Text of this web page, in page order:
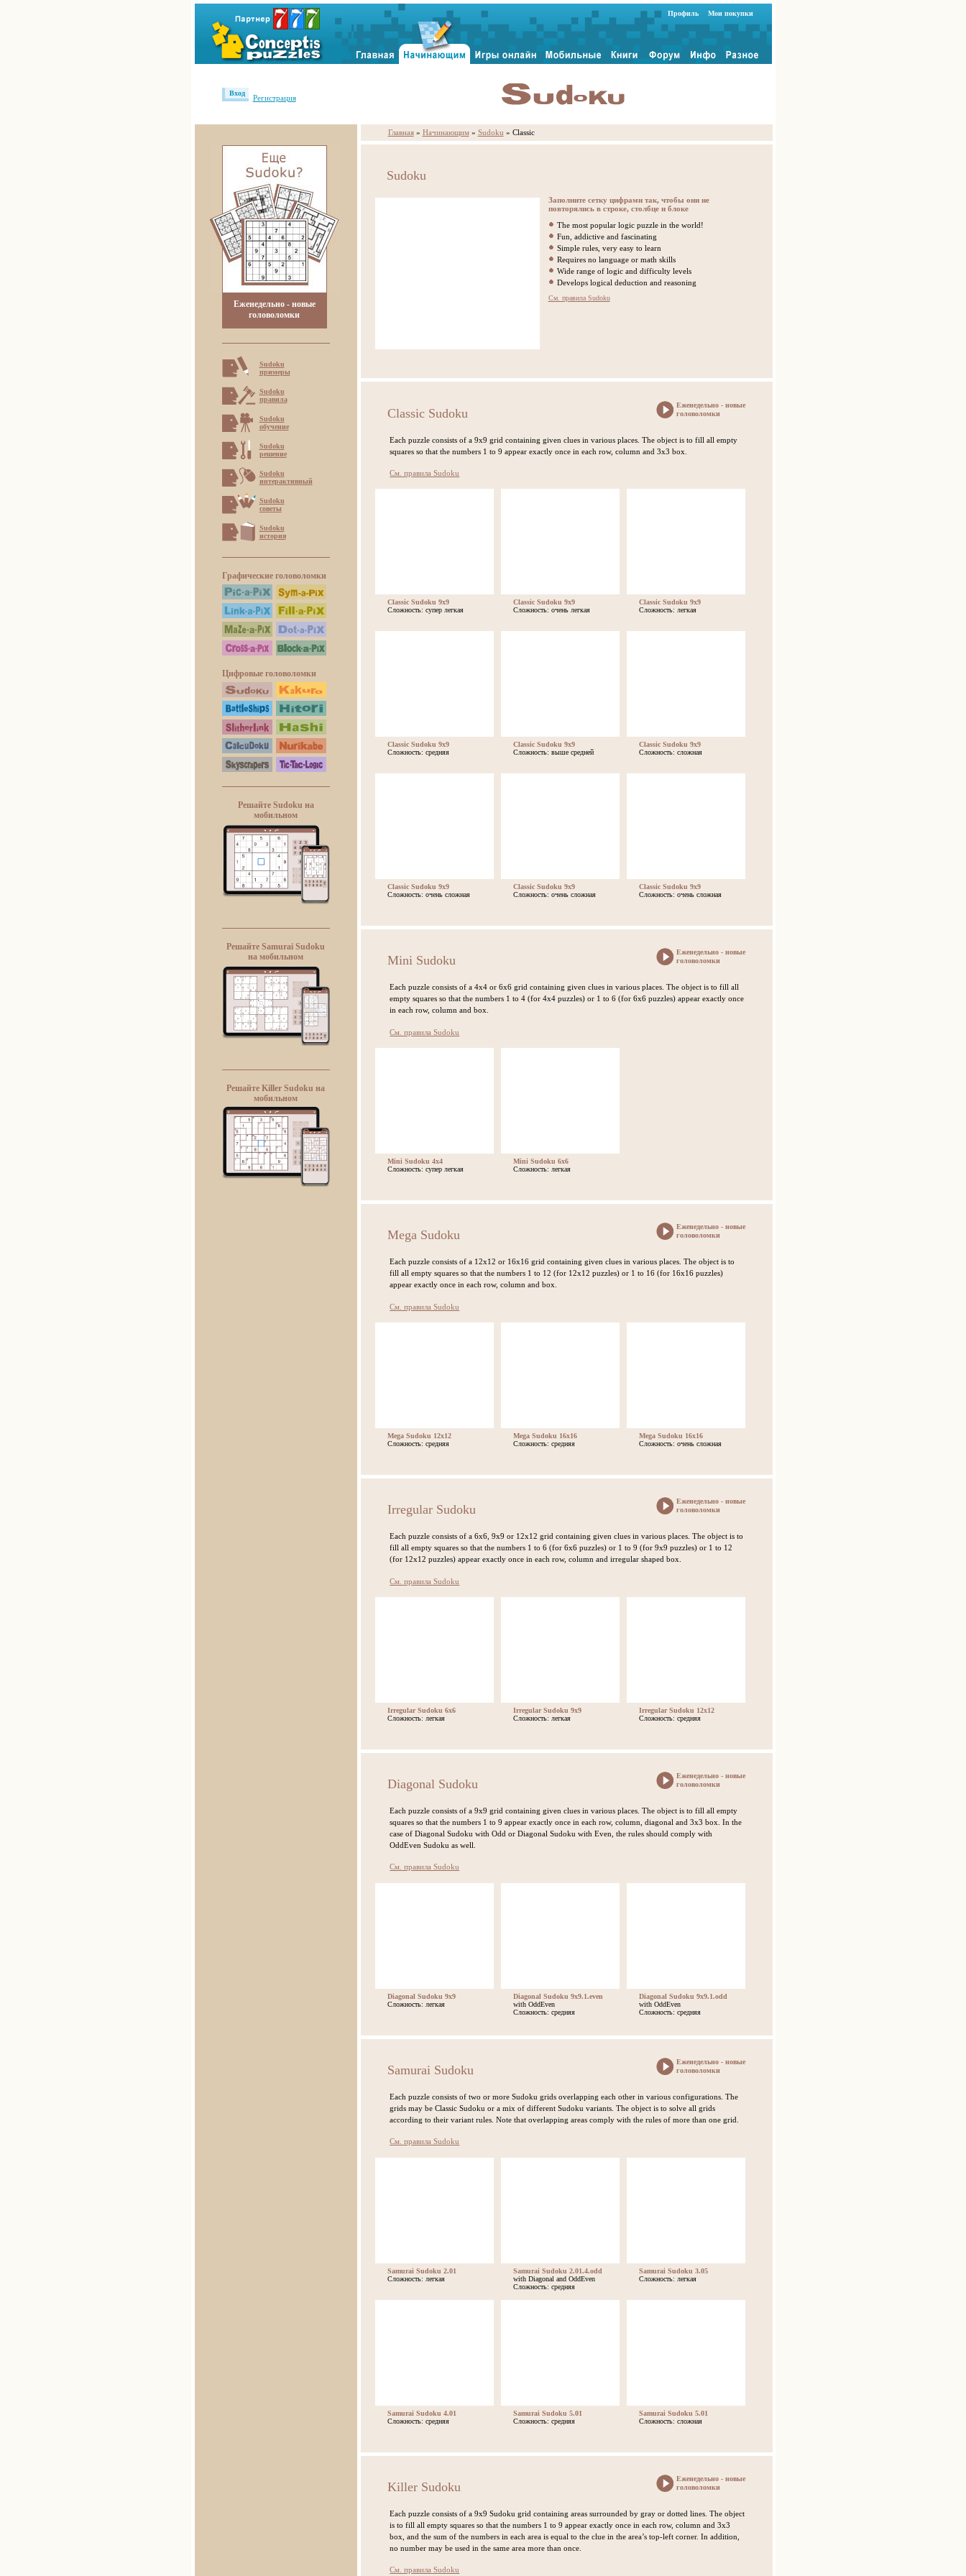
Профиль Мои покупки
Вход
Регистрация
Еженедельно - новые
головоломки
Sudoku
примеры
Sudoku
правила
Sudoku
обучение
Sudoku
решение
Sudoku
интерактивный
Sudoku
советы
Sudoku
история
Графические головоломки
Цифровые головоломки
Решайте Sudoku на
мобильном
Решайте Samurai Sudoku
на мобильном
Решайте Killer Sudoku на
мобильном
Главная » Начинающим » Sudoku » Classic
Sudoku
Заполните сетку цифрами так, чтобы они не
повторялись в строке, столбце и блоке
The most popular logic puzzle in the world!
Fun, addictive and fascinating
Simple rules, very easy to learn
Requires no language or math skills
Wide range of logic and difficulty levels
Develops logical deduction and reasoning
См. правила Sudoku
Classic Sudoku
Еженедельно - новые
головоломки
Each puzzle consists of a 9x9 grid containing given clues in various places. The object is to fill all empty
squares so that the numbers 1 to 9 appear exactly once in each row, column and 3x3 box.
См. правила Sudoku
Classic Sudoku 9x9
Сложность: супер легкая
Classic Sudoku 9x9
Сложность: очень легкая
Classic Sudoku 9x9
Сложность: легкая
Classic Sudoku 9x9
Сложность: средняя
Classic Sudoku 9x9
Сложность: выше средней
Classic Sudoku 9x9
Сложность: сложная
Classic Sudoku 9x9
Сложность: очень сложная
Classic Sudoku 9x9
Сложность: очень сложная
Classic Sudoku 9x9
Сложность: очень сложная
Mini Sudoku
Еженедельно - новые
головоломки
Each puzzle consists of a 4x4 or 6x6 grid containing given clues in various places. The object is to fill all
empty squares so that the numbers 1 to 4 (for 4x4 puzzles) or 1 to 6 (for 6x6 puzzles) appear exactly once
in each row, column and box.
См. правила Sudoku
Mini Sudoku 4x4
Сложность: супер легкая
Mini Sudoku 6x6
Сложность: легкая
Mega Sudoku
Еженедельно - новые
головоломки
Each puzzle consists of a 12x12 or 16x16 grid containing given clues in various places. The object is to
fill all empty squares so that the numbers 1 to 12 (for 12x12 puzzles) or 1 to 16 (for 16x16 puzzles)
appear exactly once in each row, column and box.
См. правила Sudoku
Mega Sudoku 12x12
Сложность: средняя
Mega Sudoku 16x16
Сложность: средняя
Mega Sudoku 16x16
Сложность: очень сложная
Irregular Sudoku
Еженедельно - новые
головоломки
Each puzzle consists of a 6x6, 9x9 or 12x12 grid containing given clues in various places. The object is to
fill all empty squares so that the numbers 1 to 6 (for 6x6 puzzles) or 1 to 9 (for 9x9 puzzles) or 1 to 12
(for 12x12 puzzles) appear exactly once in each row, column and irregular shaped box.
См. правила Sudoku
Irregular Sudoku 6x6
Сложность: легкая
Irregular Sudoku 9x9
Сложность: легкая
Irregular Sudoku 12x12
Сложность: средняя
Diagonal Sudoku
Еженедельно - новые
головоломки
Each puzzle consists of a 9x9 grid containing given clues in various places. The object is to fill all empty
squares so that the numbers 1 to 9 appear exactly once in each row, column, diagonal and 3x3 box. In the
case of Diagonal Sudoku with Odd or Diagonal Sudoku with Even, the rules should comply with
OddEven Sudoku as well.
См. правила Sudoku
Diagonal Sudoku 9x9
Сложность: легкая
Diagonal Sudoku 9x9.1.even
with OddEven
Сложность: средняя
Diagonal Sudoku 9x9.1.odd
with OddEven
Сложность: средняя
Samurai Sudoku
Еженедельно - новые
головоломки
Each puzzle consists of two or more Sudoku grids overlapping each other in various configurations. The
grids may be Classic Sudoku or a mix of different Sudoku variants. The object is to solve all grids
according to their variant rules. Note that overlapping areas comply with the rules of more than one grid.
См. правила Sudoku
Samurai Sudoku 2.01
Сложность: легкая
Samurai Sudoku 2.01.4.odd
with Diagonal and OddEven
Сложность: средняя
Samurai Sudoku 3.05
Сложность: легкая
Samurai Sudoku 4.01
Сложность: средняя
Samurai Sudoku 5.01
Сложность: средняя
Samurai Sudoku 5.01
Сложность: сложная
Killer Sudoku
Еженедельно - новые
головоломки
Each puzzle consists of a 9x9 Sudoku grid containing areas surrounded by gray or dotted lines. The object
is to fill all empty squares so that the numbers 1 to 9 appear exactly once in each row, column and 3x3
box, and the sum of the numbers in each area is equal to the clue in the area’s top-left corner. In addition,
no number may be used in the same area more than once.
См. правила Sudoku